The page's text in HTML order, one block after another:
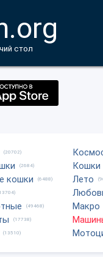
стол
(20702)
(2684)
кошки (6488)
(49468)
(17738)
(13510)
Кошки
Лето
Макро